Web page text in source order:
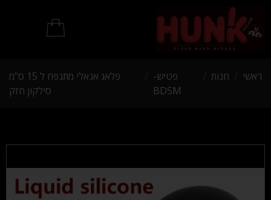
ראשי חנות
פטיש-
BDSM
פלאג אנאלי מתנפח ל 15 ס"מ
סילקון חזק